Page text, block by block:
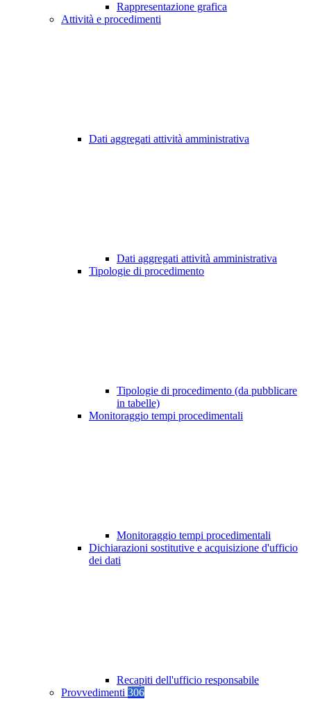
Rappresentazione grafica
Attività e procedimenti
Dati aggregati attività amministrativa
Dati aggregati attività amministrativa
Tipologie di procedimento
Tipologie di procedimento (da pubblicare
in tabelle)
Monitoraggio tempi procedimentali
Monitoraggio tempi procedimentali
Dichiarazioni sostitutive e acquisizione d'ufficio
dei dati
Recapiti dell'ufficio responsabile
Provvedimenti 306